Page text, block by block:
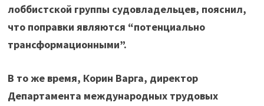
лоббистской группы судовладельцев, пояснил,
что поправки являются “потенциально
трансформационными”.
В то же время, Корин Варга, директор
Департамента международных трудовых